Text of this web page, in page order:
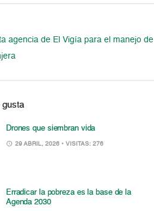
agencia de El Vigía para el manejo de
gusta
Drones que siembran vida
29 ABRIL, 2026 • VISITAS: 276
Erradicar la pobreza es la base de la
Agenda 2030